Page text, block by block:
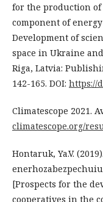
for the production
component of
Development of
space in Ukraine
Riga, Latvia:
142-165. DOI: https://
Climatescope 2021.
climatescope.org/
Hontaruk, Ya.V.
[Prospects for the
cooperatives in the